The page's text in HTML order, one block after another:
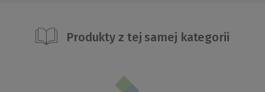
Produkty z tej samej kategorii